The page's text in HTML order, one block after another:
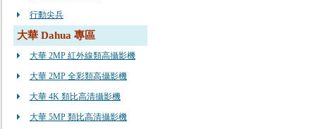
行動尖兵
大華 Dahua 專區
大華 2MP 紅外線類高攝影機
大華 2MP 全彩類高攝影機
大華 4K 類比高清攝影機
大華 5MP 類比高清攝影機